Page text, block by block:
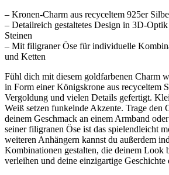
– Kronen-Charm aus recyceltem 925er
– Detailreich gestaltetes Design in 3D-
Steinen
– Mit filigraner Öse für individuelle
und Ketten
Fühl dich mit diesem goldfarbenen Charm
in Form einer Königskrone aus recyceltem
Vergoldung und vielen Details gefertigt.
Weiß setzen funkelnde Akzente. Trage den
deinem Geschmack an einem Armband
seiner filigranen Öse ist das spielendleicht
weiteren Anhängern kannst du außerdem
Kombinationen gestalten, die deinem Look
verleihen und deine einzigartige Geschichte